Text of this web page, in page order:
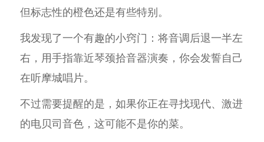
但标志性的橙色还是有些特别。
我发现了一个有趣的小窍门：将音调后退一半左
右，用手指靠近琴颈拾音器演奏，你会发誓自己
在听摩城唱片。
不过需要提醒的是，如果你正在寻找现代、激进
的电贝司音色，这可能不是你的菜。